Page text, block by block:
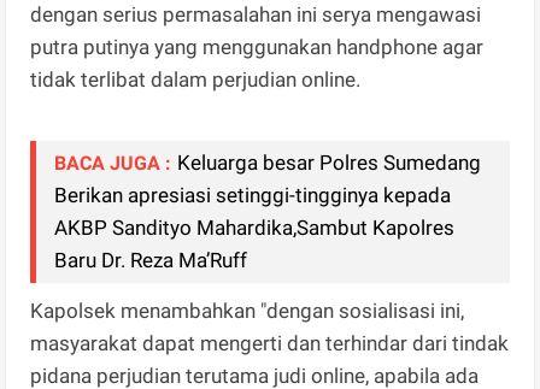
dengan serius permasalahan ini serya mengawasi
putra putinya yang menggunakan handphone agar
tidak terlibat dalam perjudian online.
BACA JUGA : Keluarga besar Polres Sumedang
Berikan apresiasi setinggi-tingginya kepada
AKBP Sandityo Mahardika,Sambut Kapolres
Baru Dr. Reza Ma’Ruff
Kapolsek menambahkan "dengan sosialisasi ini,
masyarakat dapat mengerti dan terhindar dari tindak
pidana perjudian terutama judi online, apabila ada